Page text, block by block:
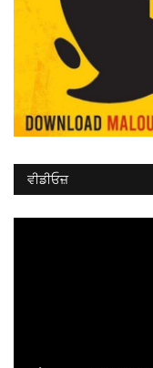
ਵੀਡੀਓਜ਼